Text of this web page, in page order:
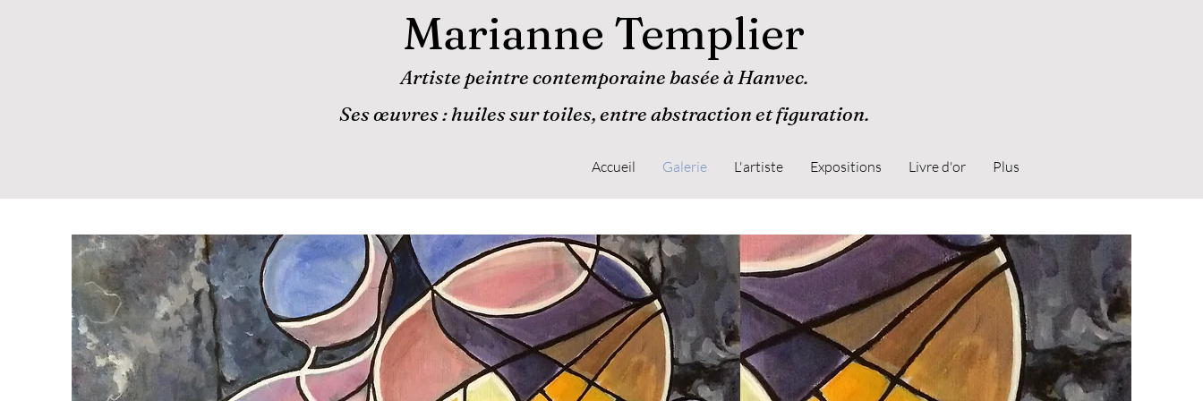
Marianne Templier
Artiste peintre contemporaine basée à Hanvec.
Ses œuvres : huiles sur toiles, entre abstraction et figuration.
Accueil Galerie L'artiste Expositions Livre d'or Plus